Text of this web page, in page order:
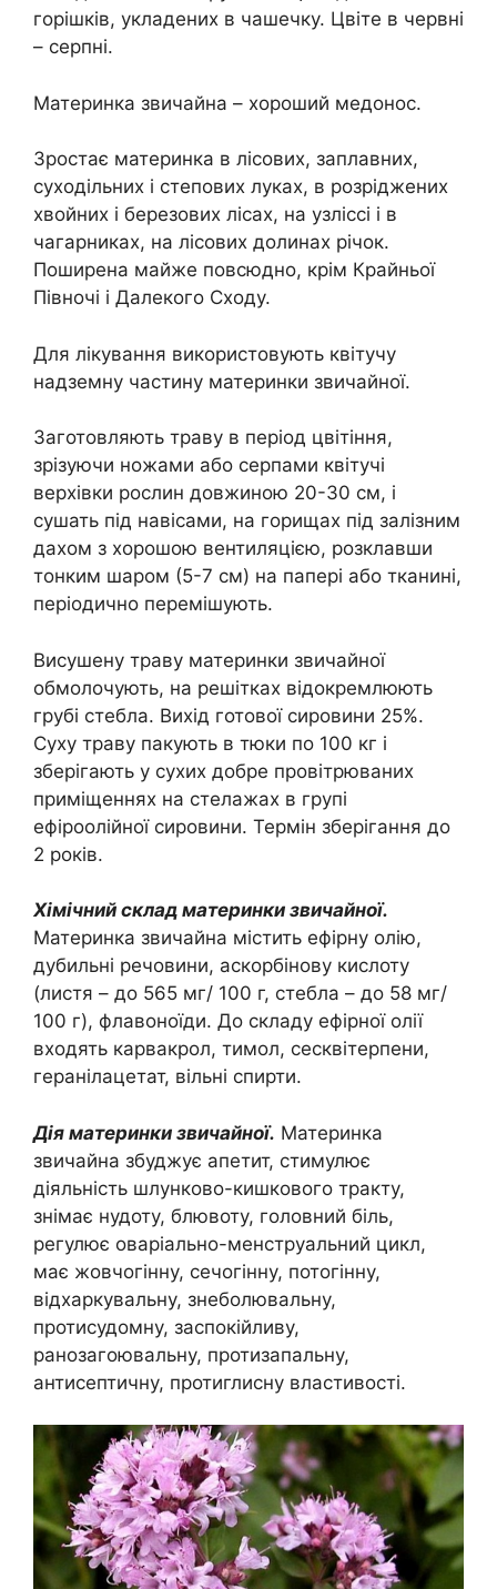
горішків, укладених в чашечку. Цвіте в червні
– серпні.
Материнка звичайна – хороший медонос.
Зростає материнка в лісових, заплавних,
суходільних і степових луках, в розріджених
хвойних і березових лісах, на узліссі і в
чагарниках, на лісових долинах річок.
Поширена майже повсюдно, крім Крайньої
Півночі і Далекого Сходу.
Для лікування використовують квітучу
надземну частину материнки звичайної.
Заготовляють траву в період цвітіння,
зрізуючи ножами або серпами квітучі
верхівки рослин довжиною 20-30 см, і
сушать під навісами, на горищах під залізним
дахом з хорошою вентиляцією, розклавши
тонким шаром (5-7 см) на папері або тканині,
періодично перемішують.
Висушену траву материнки звичайної
обмолочують, на решітках відокремлюють
грубі стебла. Вихід готової сировини 25%.
Суху траву пакують в тюки по 100 кг і
зберігають у сухих добре провітрюваних
приміщеннях на стелажах в групі
ефіроолійної сировини. Термін зберігання до
2 років.
Хімічний склад материнки звичайної.
Материнка звичайна містить ефірну олію,
дубильні речовини, аскорбінову кислоту
(листя – до 565 мг/ 100 г, стебла – до 58 мг/
100 г), флавоноїди. До складу ефірної олії
входять карвакрол, тимол, сесквітерпени,
геранілацетат, вільні спирти.
Дія материнки звичайної. Материнка
звичайна збуджує апетит, стимулює
діяльність шлунково-кишкового тракту,
знімає нудоту, блювоту, головний біль,
регулює оваріально-менструальний цикл,
має жовчогінну, сечогінну, потогінну,
відхаркувальну, знеболювальну,
протисудомну, заспокійливу,
ранозагоювальну, протизапальну,
антисептичну, протиглисну властивості.